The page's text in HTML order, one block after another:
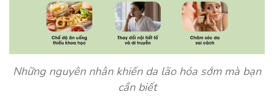
Những nguyên nhân khiến da lão hóa sớm mà bạn
cần biết